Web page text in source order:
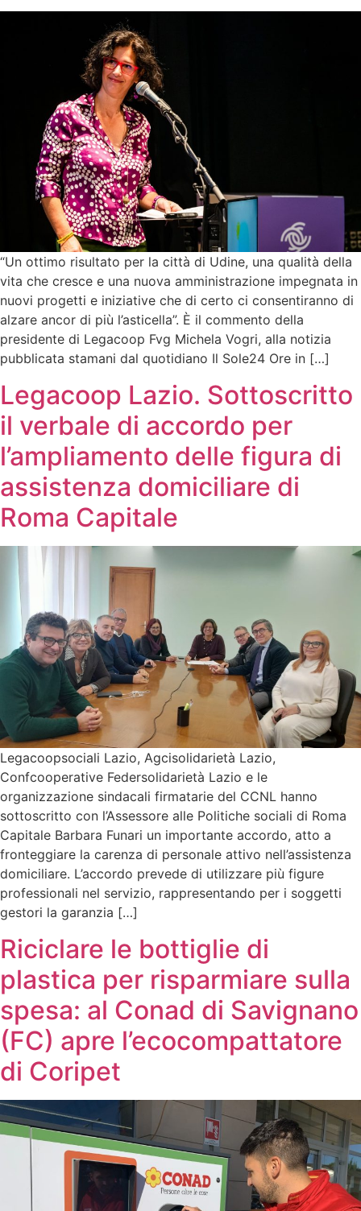
“Un ottimo risultato per la città di Udine, una qualità della
vita che cresce e una nuova amministrazione impegnata in
nuovi progetti e iniziative che di certo ci consentiranno di
alzare ancor di più l’asticella”. È il commento della
presidente di Legacoop Fvg Michela Vogri, alla notizia
pubblicata stamani dal quotidiano Il Sole24 Ore in […]
Legacoop Lazio. Sottoscritto
il verbale di accordo per
l’ampliamento delle figura di
assistenza domiciliare di
Roma Capitale
Legacoopsociali Lazio, Agcisolidarietà Lazio,
Confcooperative Federsolidarietà Lazio e le
organizzazione sindacali firmatarie del CCNL hanno
sottoscritto con l’Assessore alle Politiche sociali di Roma
Capitale Barbara Funari un importante accordo, atto a
fronteggiare la carenza di personale attivo nell’assistenza
domiciliare. L’accordo prevede di utilizzare più figure
professionali nel servizio, rappresentando per i soggetti
gestori la garanzia […]
Riciclare le bottiglie di
plastica per risparmiare sulla
spesa: al Conad di Savignano
(FC) apre l’ecocompattatore
di Coripet